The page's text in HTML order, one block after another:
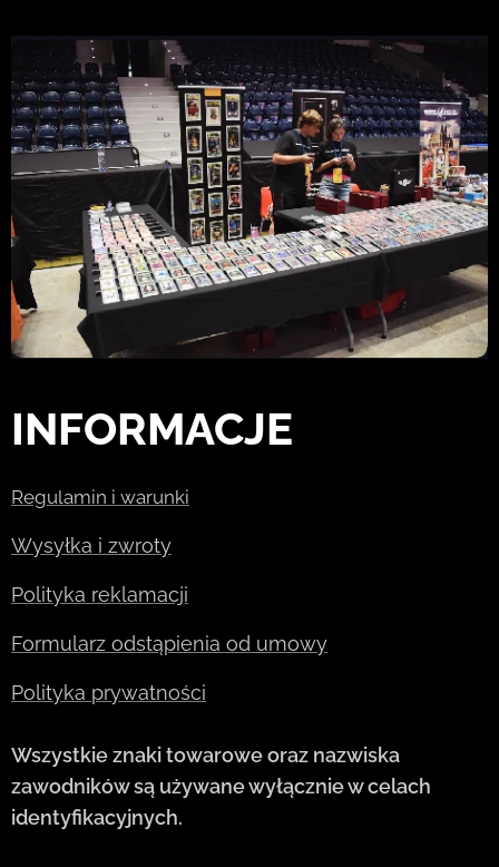
INFORMACJE
Regulamin i warunki
Wysyłka i zwroty
Polityka reklamacji
Formularz odstąpienia od umowy
Polityka prywatności
Wszystkie znaki towarowe oraz nazwiska
zawodników są używane wyłącznie w celach
identyfikacyjnych.